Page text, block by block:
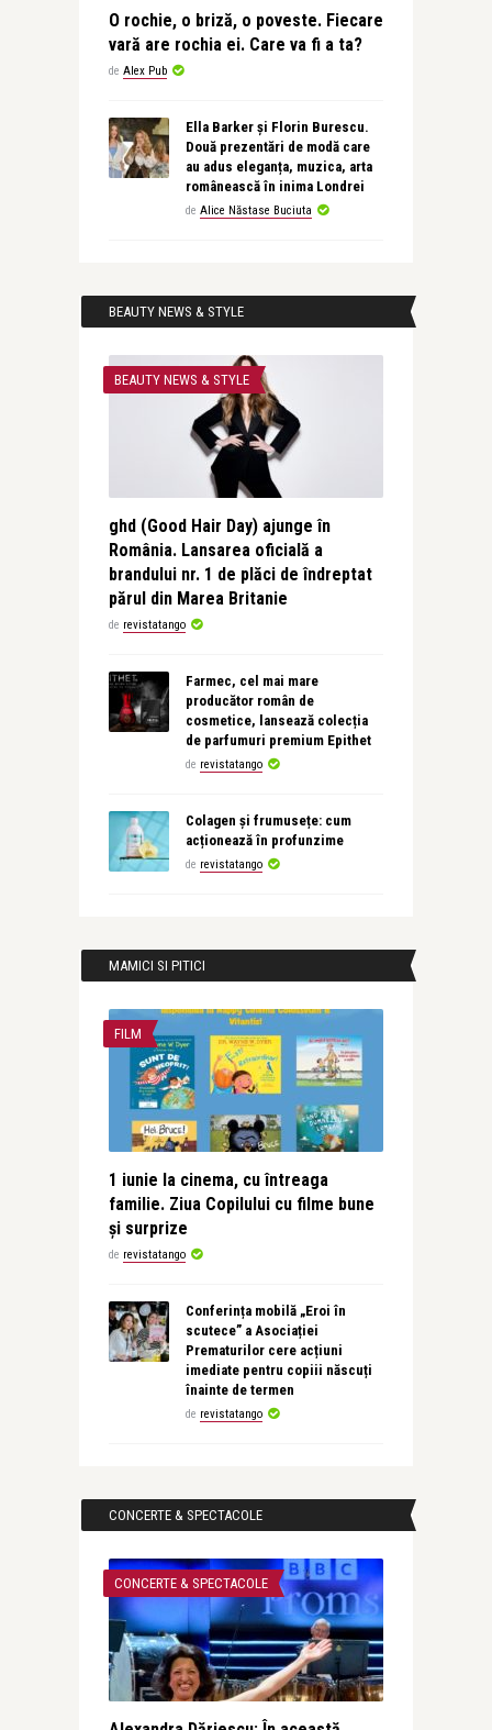
O rochie, o briză, o poveste. Fiecare
vară are rochia ei. Care va fi a ta?
de Alex Pub
Ella Barker și Florin Burescu.
Două prezentări de modă care
au adus eleganța, muzica, arta
românească în inima Londrei
de Alice Năstase Buciuta
BEAUTY NEWS & STYLE
BEAUTY NEWS & STYLE
ghd (Good Hair Day) ajunge în
România. Lansarea oficială a
brandului nr. 1 de plăci de îndreptat
părul din Marea Britanie
de revistatango
Farmec, cel mai mare
producător român de
cosmetice, lansează colecția
de parfumuri premium Epithet
de revistatango
Colagen și frumusețe: cum
acționează în profunzime
de revistatango
MAMICI SI PITICI
FILM
1 iunie la cinema, cu întreaga
familie. Ziua Copilului cu filme bune
și surprize
de revistatango
Conferința mobilă „Eroi în
scutece” a Asociației
Prematurilor cere acțiuni
imediate pentru copiii născuți
înainte de termen
de revistatango
CONCERTE & SPECTACOLE
CONCERTE & SPECTACOLE